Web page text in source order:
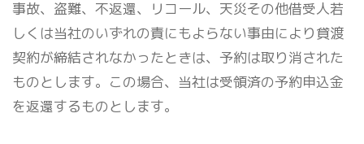
事故、盗難、不返還、リコール、天災その他借受人若
しくは当社のいずれの責にもよらない事由により貸渡
契約が締結されなかったときは、予約は取り消された
ものとします。この場合、当社は受領済の予約申込金
を返還するものとします。